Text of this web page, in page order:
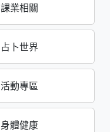
課業相關
占卜世界
活動專區
身體健康